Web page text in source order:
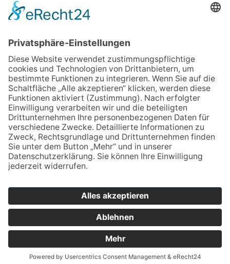
Kenntnis genommen und bin damit
einverstanden, dass die von mir angegebenen
Daten elektronisch erhoben und gespeichert
werden. Meine Daten werden dabei nur streng
zweckgebunden zur Bearbeitung und
Beantwortung meiner Anfrage genutzt. Sie
können sich auch direkt per Mail an unsere
Lehrkräfte wenden:
Vornamen.Nachname@bsz2.de (Beispiel:
Namen finden Sie unter "Lehrkräfte".
* Pflichtfelder